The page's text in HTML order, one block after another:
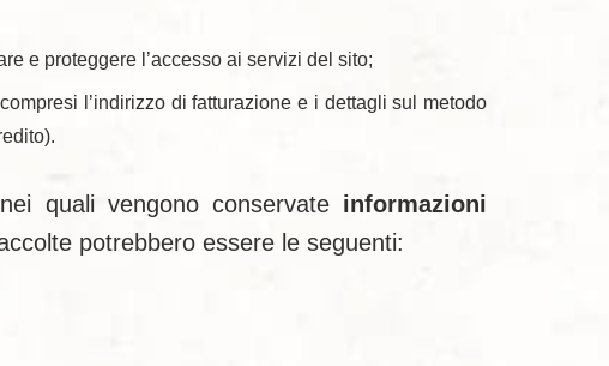
e proteggere l’accesso ai servizi del sito;
l’indirizzo di fatturazione e i dettagli sul metodo
quali vengono conservateinformazioni
potrebbero essere le seguenti: